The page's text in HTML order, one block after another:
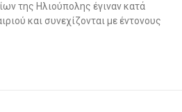
της Ηλιούπολης έγιναν κατά
και συνεχίζονται με έντονους